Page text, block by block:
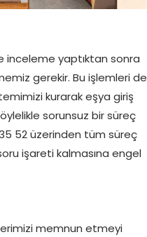
inceleme yaptıktan sonra
gerekir. Bu işlemleri de
kurarak eşya giriş
sorunsuz bir süreç
52 üzerinden tüm süreç
işareti kalmasına engel
memnun etmeyi